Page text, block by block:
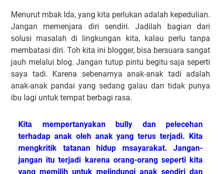
Menurut mbak Ida, yang kita perlukan adalah kepedulian.
Jangan memenjara diri sendiri. Jadilah bagian dari
solusi masalah di lingkungan kita, kalau perlu tanpa
membatasi diri. Toh kita ini blogger, bisa bersuara sangat
jauh melalui blog. Jangan tutup pintu begitu saja seperti
saya tadi. Karena sebenarnya anak-anak tadi adalah
anak-anak pandai yang sedang galau dan tidak punya
ibu lagi untuk tempat berbagi rasa.
Kita mempertanyakan bully dan pelecehan
terhadap anak oleh anak yang terus terjadi. Kita
mengkritik tatanan hidup msayarakat. Jangan-
jangan itu terjadi karena orang-orang seperti kita
yang memilih untuk melindungi anak sendiri dan